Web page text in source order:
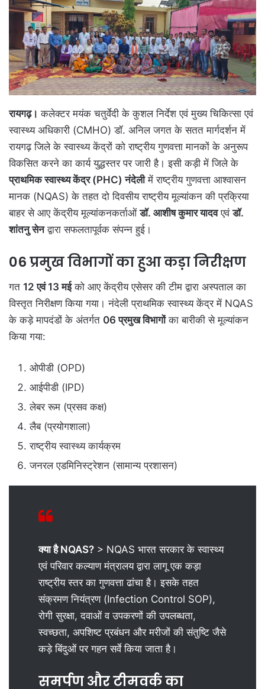
रायगढ़। कलेक्टर मयंक चतुर्वेदी के कुशल निर्देश एवं मुख्य चिकित्सा एवं
स्वास्थ्य अधिकारी (CMHO) डॉ. अनिल जगत के सतत मार्गदर्शन में
रायगढ़ जिले के स्वास्थ्य केंद्रों को राष्ट्रीय गुणवत्ता मानकों के अनुरूप
विकसित करने का कार्य युद्धस्तर पर जारी है। इसी कड़ी में जिले के
प्राथमिक स्वास्थ्य केंद्र (PHC) नंदेलीमें राष्ट्रीय गुणवत्ता आश्वासन
मानक (NQAS) के तहत दो दिवसीय राष्ट्रीय मूल्यांकन की प्रक्रिया
बाहर से आए केंद्रीय मूल्यांकनकर्ताओंडॉ. आशीष कुमार यादवएवंडॉ.
शांतनु सेनद्वारा सफलतापूर्वक संपन्न हुई।
06 प्रमुख विभागों का हुआ कड़ा निरीक्षण
गत 12 एवं 13 मईको आए केंद्रीय एसेसर की टीम द्वारा अस्पताल का
विस्तृत निरीक्षण किया गया। नंदेली प्राथमिक स्वास्थ्य केंद्र में NQAS
के कड़े मापदंडों के अंतर्गत 06 प्रमुख विभागोंका बारीकी से मूल्यांकन
किया गया:
ओपीडी (OPD)
आईपीडी (IPD)
लेबर रूम (प्रसव कक्ष)
लैब (प्रयोगशाला)
राष्ट्रीय स्वास्थ्य कार्यक्रम
जनरल एडमिनिस्ट्रेशन (सामान्य प्रशासन)
क्या है NQAS? > NQAS भारत सरकार के स्वास्थ्य
एवं परिवार कल्याण मंत्रालय द्वारा लागू एक कड़ा
राष्ट्रीय स्तर का गुणवत्ता ढांचा है। इसके तहत
संक्रमण नियंत्रण (Infection Control SOP),
रोगी सुरक्षा, दवाओं व उपकरणों की उपलब्धता,
स्वच्छता, अपशिष्ट प्रबंधन और मरीजों की संतुष्टि जैसे
कड़े बिंदुओं पर गहन सर्वे किया जाता है।
समर्पण और टीमवर्क का